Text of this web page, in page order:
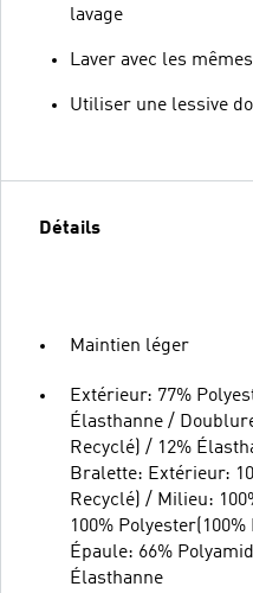
lavage
Laver avec les
Utiliser une lessive
Détails
Maintien léger
Extérieur: 77%
Élasthanne /
Recyclé) / 12%
Bralette: Extérieur:
Recyclé) / Milieu:
100%
Épaule: 66%
Élasthanne